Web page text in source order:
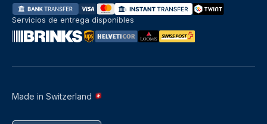
Made in Switzerland
Servicios de entrega disponibles